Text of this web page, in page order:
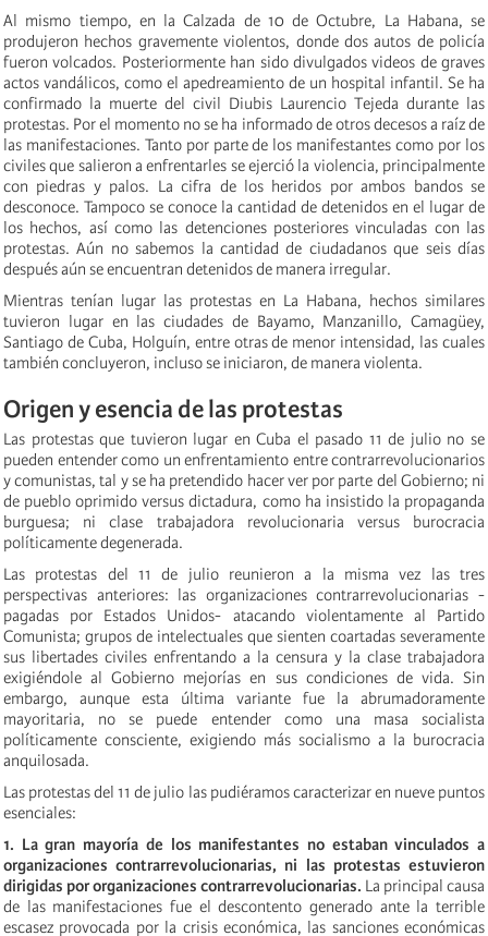
Al mismo tiempo, en la Calzada de 10 de Octubre, La Habana, se
produjeron hechos gravemente violentos, donde dos autos de policía
fueron volcados. Posteriormente han sido divulgados videos de graves
actos vandálicos, como el apedreamiento de un hospital infantil. Se ha
confirmado la muerte del civil Diubis Laurencio Tejeda durante las
protestas. Por el momento no se ha informado de otros decesos a raíz de
las manifestaciones. Tanto por parte de los manifestantes como por los
civiles que salieron a enfrentarles se ejerció la violencia, principalmente
con piedras y palos. La cifra de los heridos por ambos bandos se
desconoce. Tampoco se conoce la cantidad de detenidos en el lugar de
los hechos, así como las detenciones posteriores vinculadas con las
protestas. Aún no sabemos la cantidad de ciudadanos que seis días
después aún se encuentran detenidos de manera irregular.
Mientras tenían lugar las protestas en La Habana, hechos similares
tuvieron lugar en las ciudades de Bayamo, Manzanillo, Camagüey,
Santiago de Cuba, Holguín, entre otras de menor intensidad, las cuales
también concluyeron, incluso se iniciaron, de manera violenta.
Origen y esencia de las protestas
Las protestas que tuvieron lugar en Cuba el pasado 11 de julio no se
pueden entender como un enfrentamiento entre contrarrevolucionarios
y comunistas, tal y se ha pretendido hacer ver por parte del Gobierno; ni
de pueblo oprimido versus dictadura, como ha insistido la propaganda
burguesa; ni clase trabajadora revolucionaria versus burocracia
políticamente degenerada.
Las protestas del 11 de julio reunieron a la misma vez las tres
perspectivas anteriores: las organizaciones contrarrevolucionarias -
pagadas por Estados Unidos- atacando violentamente al Partido
Comunista; grupos de intelectuales que sienten coartadas severamente
sus libertades civiles enfrentando a la censura y la clase trabajadora
exigiéndole al Gobierno mejorías en sus condiciones de vida. Sin
embargo, aunque esta última variante fue la abrumadoramente
mayoritaria, no se puede entender como una masa socialista
políticamente consciente, exigiendo más socialismo a la burocracia
anquilosada.
Las protestas del 11 de julio las pudiéramos caracterizar en nueve puntos
esenciales:
1. La gran mayoría de los manifestantes no estaban vinculados a
organizaciones contrarrevolucionarias, ni las protestas estuvieron
dirigidas por organizaciones contrarrevolucionarias. La principal causa
de las manifestaciones fue el descontento generado ante la terrible
escasez provocada por la crisis económica, las sanciones económicas